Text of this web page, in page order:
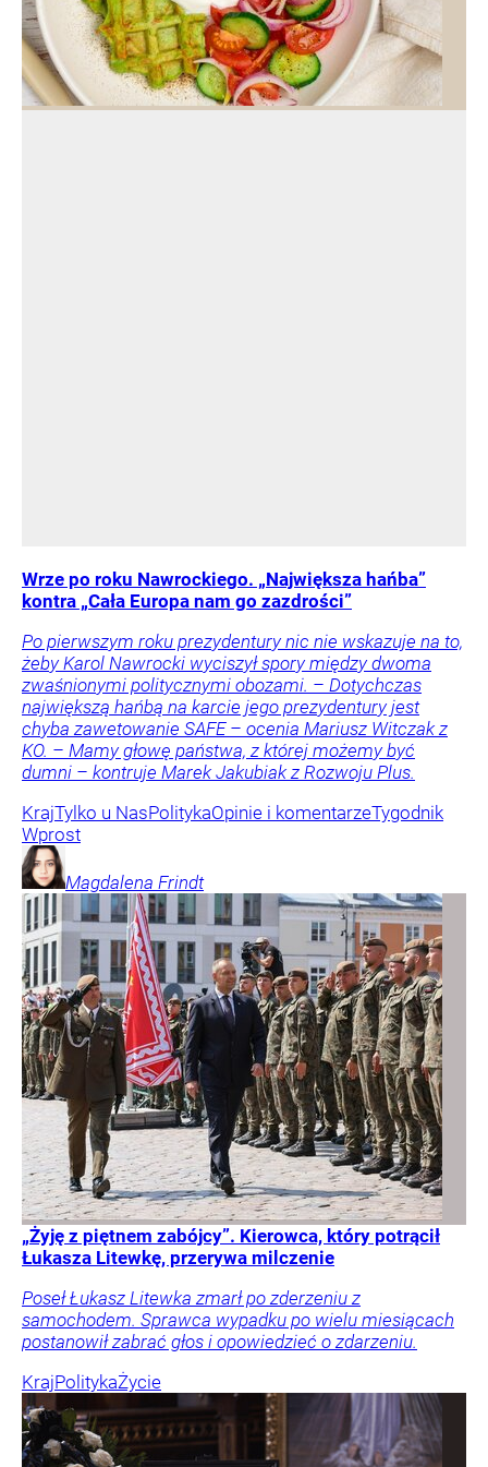
Wrze po roku Nawrockiego. „Największa hańba”
kontra „Cała Europa nam go zazdrości”
Po pierwszym roku prezydentury nic nie wskazuje na to,
żeby Karol Nawrocki wyciszył spory między dwoma
zwaśnionymi politycznymi obozami. – Dotychczas
największą hańbą na karcie jego prezydentury jest
chyba zawetowanie SAFE – ocenia Mariusz Witczak z
KO. – Mamy głowę państwa, z której możemy być
dumni – kontruje Marek Jakubiak z Rozwoju Plus.
KrajTylko u NasPolitykaOpinie i komentarzeTygodnik
Wprost
Magdalena Frindt
„Żyję z piętnem zabójcy”. Kierowca, który potrącił
Łukasza Litewkę, przerywa milczenie
Poseł Łukasz Litewka zmarł po zderzeniu z
samochodem. Sprawca wypadku po wielu miesiącach
postanowił zabrać głos i opowiedzieć o zdarzeniu.
KrajPolitykaŻycie